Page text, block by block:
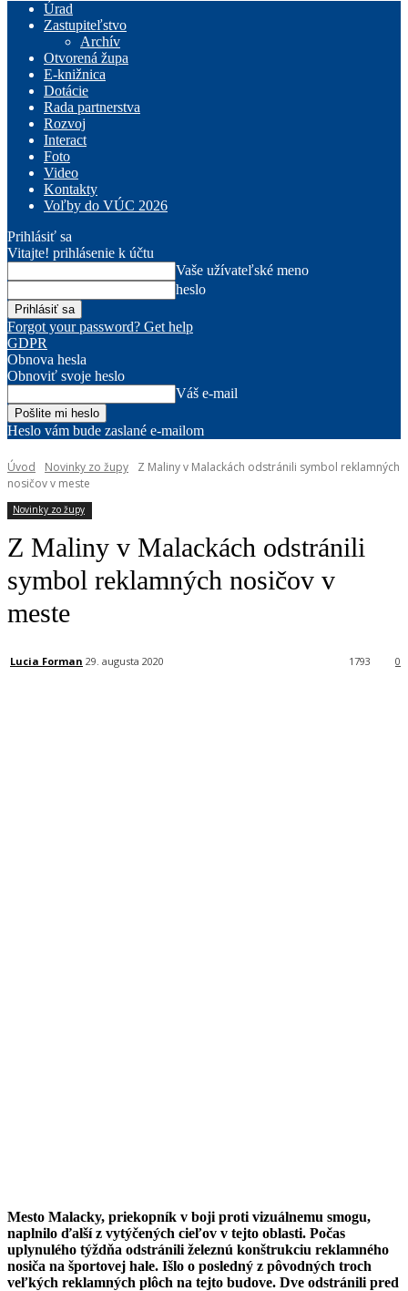
Úrad
Zastupiteľstvo
Archív
Otvorená župa
E-knižnica
Dotácie
Rada partnerstva
Rozvoj
Interact
Foto
Video
Kontakty
Voľby do VÚC 2026
Prihlásiť sa
Vitajte! prihlásenie k účtu
Vaše užívateľské meno
heslo
Forgot your password? Get help
GDPR
Obnova hesla
Obnoviť svoje heslo
Váš e-mail
Heslo vám bude zaslané e-mailom
Úvod Novinky zo župy
Z Maliny v Malackách odstránili symbol reklamných
nosičov v meste
Novinky zo župy
Z Maliny v Malackách odstránili
symbol reklamných nosičov v
meste
Lucia Forman 29. augusta 2020 0
1793
Mesto Malacky, priekopník v boji proti vizuálnemu smogu,
naplnilo ďalší z vytýčených cieľov v tejto oblasti. Počas
uplynulého týždňa odstránili železnú konštrukciu reklamného
nosiča na športovej hale. Išlo o posledný z pôvodných troch
veľkých reklamných plôch na tejto budove. Dve odstránili pred